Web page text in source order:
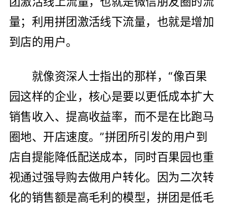
量；利用拼团激活线下流量，也就是增加
到店的用户。
就像资深人士指出的那样，“像百果
园这样的企业，核心是要以更低成本扩大
销售收入、提高收益率，而不是在比跑马
圈地、开店速度。”拼团所引发的用户到
店自提能降低配送成本，同时百果园也重
视通过强导购去做用户转化。因为二次转
化的销售额是高毛利的模型，拼团是低毛